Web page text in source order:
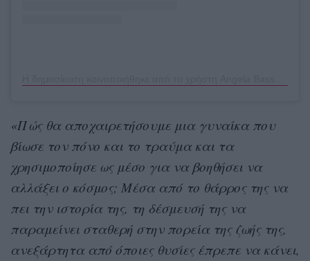
«Πώς θα αποχαιρετήσουμε μια γυναίκα που
βίωσε τον πόνο και το τραύμα και τα
χρησιμοποίησε ως μέσο για να βοηθήσει να
αλλάξει ο κόσμος; Μέσα από το θάρρος της να
πει την ιστορία της, τη δέσμευσή της να
παραμείνει σταθερή στην πορεία της ζωής της,
ανεξάρτητα από όποιες θυσίες έπρεπε να κάνει,